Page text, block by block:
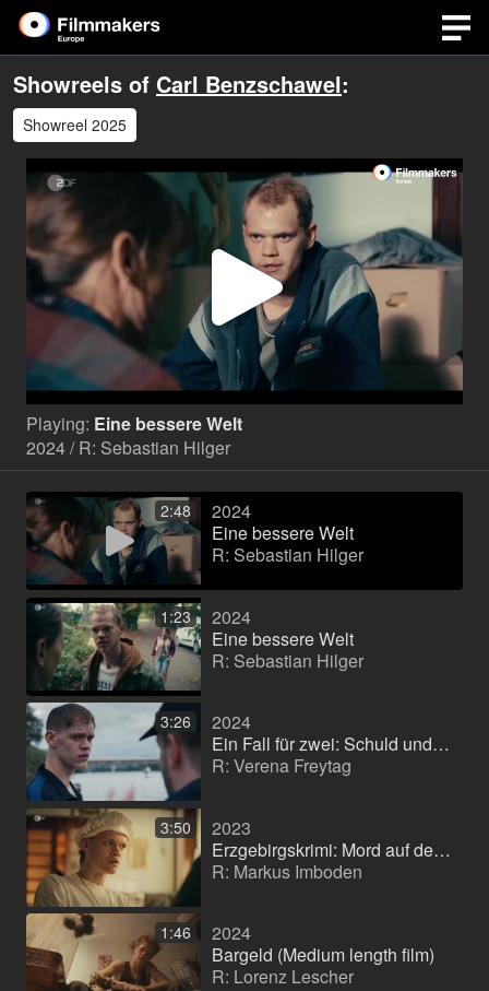
Showreels of Carl Benzschawel:
Showreel 2025
Play
Video
Playing: Eine bessere Welt
2024 / R: Sebastian Hilger
2:48
2024
Eine bessere Welt
R: Sebastian Hilger
1:23
2024
Eine bessere Welt
R: Sebastian Hilger
3:26
2024
Ein Fall für zwei: Schuld und Sühne
R: Verena Freytag
3:50
2023
Erzgebirgskrimi: Mord auf dem Jakobsweg
R: Markus Imboden
1:46
2024
Bargeld (Medium length film)
R: Lorenz Lescher